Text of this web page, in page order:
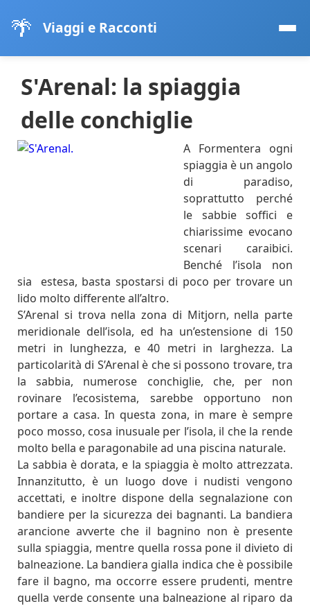
🌴 Viaggi e Racconti
S'Arenal: la spiaggia
delle conchiglie
A Formentera ogni
spiaggia è un angolo
di paradiso,
soprattutto perché
le sabbie soffici e
chiarissime evocano
scenari caraibici.
Benché l’isola non
sia estesa, basta spostarsi di poco per trovare un
lido molto differente all’altro.
S’Arenal si trova nella zona di Mitjorn, nella parte
meridionale dell’isola, ed ha un’estensione di 150
metri in lunghezza, e 40 metri in larghezza. La
particolarità di S’Arenal è che si possono trovare, tra
la sabbia, numerose conchiglie, che, per non
rovinare l’ecosistema, sarebbe opportuno non
portare a casa. In questa zona, in mare è sempre
poco mosso, cosa inusuale per l’isola, il che la rende
molto bella e paragonabile ad una piscina naturale.
La sabbia è dorata, e la spiaggia è molto attrezzata.
Innanzitutto, è un luogo dove i nudisti vengono
accettati, e inoltre dispone della segnalazione con
bandiere per la sicurezza dei bagnanti. La bandiera
arancione avverte che il bagnino non è presente
sulla spiaggia, mentre quella rossa pone il divieto di
balneazione. La bandiera gialla indica che è possibile
fare il bagno, ma occorre essere prudenti, mentre
quella verde consente una balneazione al riparo da